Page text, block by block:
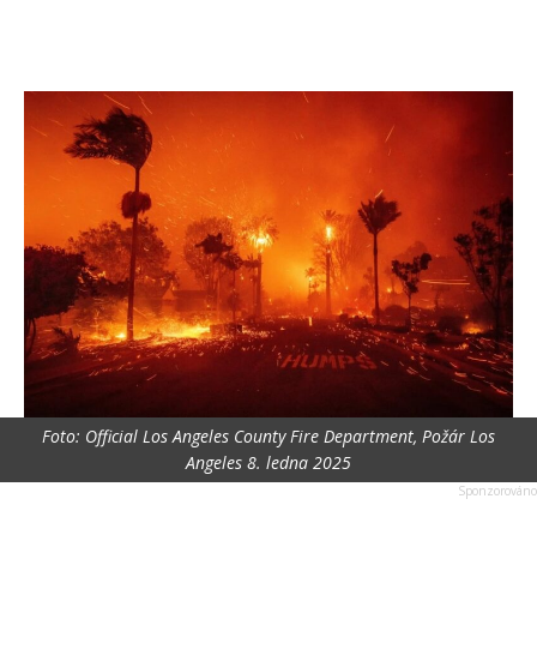
Foto: Official Los Angeles County Fire Department, Požár Los
Angeles 8. ledna 2025